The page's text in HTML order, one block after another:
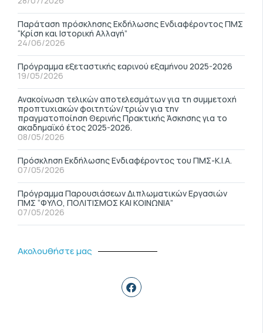
Παράταση πρόσκλησης Εκδήλωσης Ενδιαφέροντος ΠΜΣ
“Κρίση και Ιστορική Αλλαγή”
24/06/2026
Πρόγραμμα εξεταστικής εαρινού εξαμήνου 2025-2026
19/05/2026
Ανακοίνωση τελικών αποτελεσμάτων για τη συμμετοχή
προπτυχιακών φοιτητών/τριών για την
πραγματοποίηση Θερινής Πρακτικής Άσκησης για το
ακαδημαϊκό έτος 2025-2026.
08/05/2026
Πρόσκληση Εκδήλωσης Ενδιαφέροντος του ΠΜΣ-Κ.Ι.Α.
07/05/2026
Πρόγραμμα Παρουσιάσεων Διπλωματικών Εργασιών
ΠΜΣ “ΦΥΛΟ, ΠΟΛΙΤΙΣΜΟΣ ΚΑΙ ΚΟΙΝΩΝΙΑ”
07/05/2026
Ακολουθήστε μας